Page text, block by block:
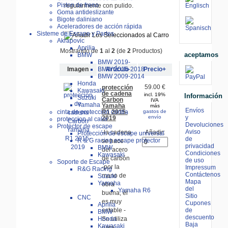
Piston de freno
Goma antideslizante
Bigote daliniano
Aceleradores de acción rápida
Sisteme de Escape y Partes
Akrapovic
Aprilia
BMW
BMW 2019-
BMW 2015-2018
BMW 2009-2014
Honda
Kawasaki
Suzuki
Yamaha
cinta de proteccion contra
proteccion al calor
Protector de escape
Protección de escape universal
R & G racing escape protector
BMW
Kawasaki
Soporte de Escape
R&G Racing
Suzuki
Yamaha
Yamaha R6
CNC
Aprilia
BMW
Honda
Kawasaki
regularmente con pulido.
Mostrando de 1 al 2 (de 2 Productos)
Imagen Artículo Precio+
protección
de cadena
Carbon
Yamaha
R1 2015-
2019
-la cadena
se hace
del acero
de carbón
-por la
mano de
obra
buena, él
es muy
estable -
Se utiliza
59.00 €
incl. 19%
IVA
más
gastos de
envío
Añadir:
aceptamos
Información
Envíos
y
Devoluciones
Aviso
de
privacidad
Condiciones
de uso
Impressum
Contáctenos
Mapa
del
Sitio
Cupones
de
descuento
Baja